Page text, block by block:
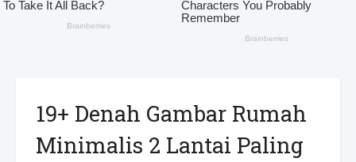
19+ Denah Gambar Rumah
Minimalis 2 Lantai Paling